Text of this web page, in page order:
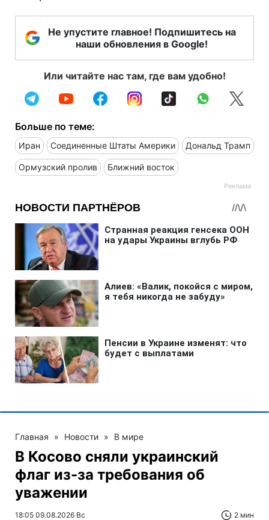
Не упустите главное! Подпишитесь на
наши обновления в Google!
Или читайте нас там, где вам удобно!
Больше по теме:
Иран Соединенные Штаты Америки Дональд Трамп
Ормузский пролив Ближний восток
Главная » Новости » В мире
В Косово сняли украинский
флаг из-за требования об
уважении
18:05 09.08.2026 Вс 2 мин